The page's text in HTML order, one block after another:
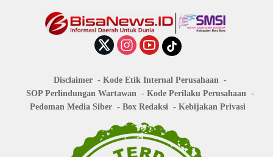
Disclaimer
Kode Etik Internal Perusahaan
SOP Perlindungan Wartawan
Kode Perilaku Perusahaan
Pedoman Media Siber
Box Redaksi Kebijakan Privasi